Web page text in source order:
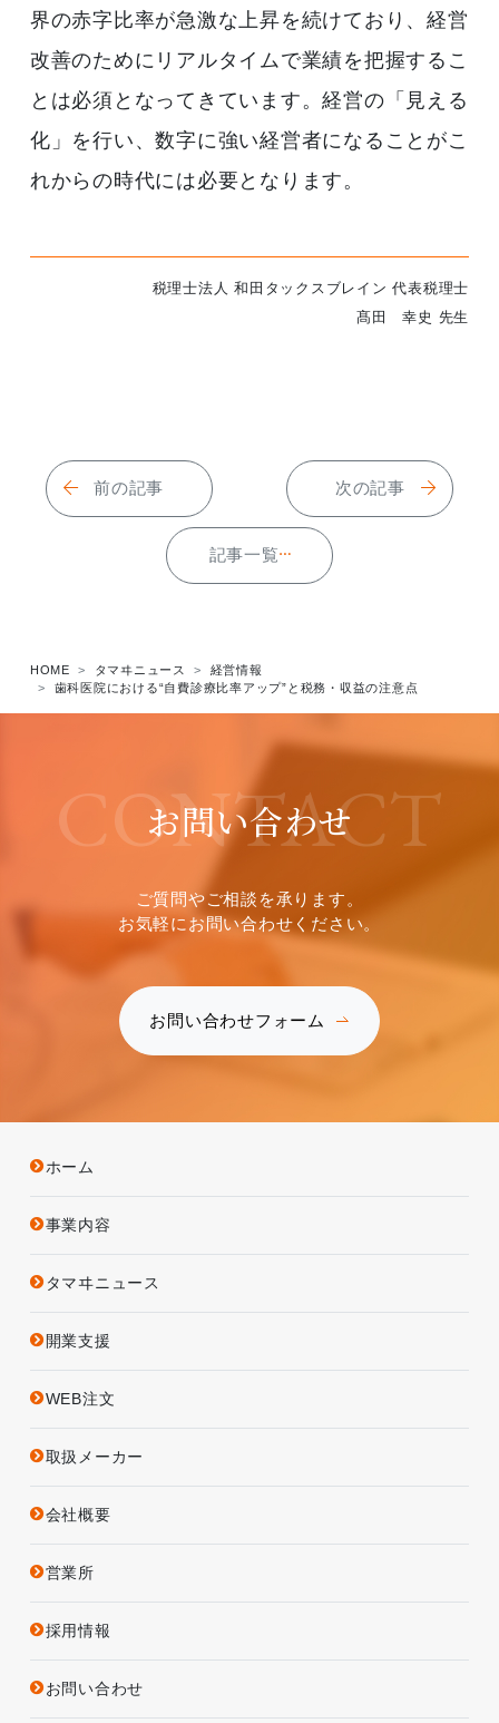
界の赤字比率が急激な上昇を続けており、経営
改善のためにリアルタイムで業績を把握するこ
とは必須となってきています。経営の「見える
化」を行い、数字に強い経営者になることがこ
れからの時代には必要となります。
税理士法人 和田タックスブレイン 代表税理士
髙田 幸史 先生
前の記事
記事一覧
次の記事
HOME タマヰニュース
経営情報
歯科医院における“自費診療比率アップ”と税務・収益の注意点
CONTACT
お問い合わせ
ご質問やご相談を承ります。
お気軽にお問い合わせください。
お問い合わせフォーム
ホーム
事業内容
タマヰニュース
開業支援
WEB注文
取扱メーカー
会社概要
営業所
採用情報
お問い合わせ